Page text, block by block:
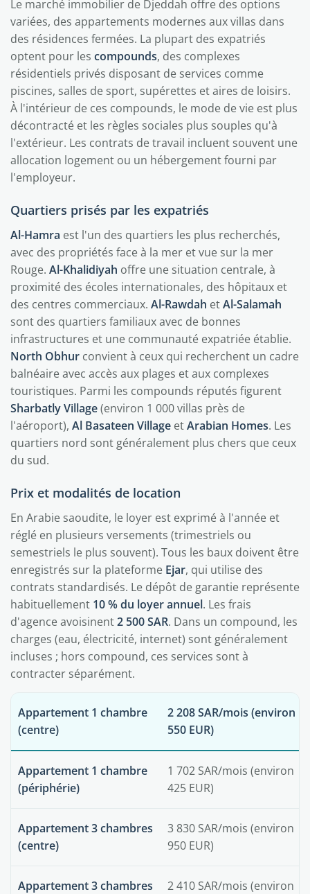
Le marché immobilier de Djeddah offre des options
variées, des appartements modernes aux villas dans
des résidences fermées. La plupart des expatriés
optent pour les compounds, des complexes
résidentiels privés disposant de services comme
piscines, salles de sport, supérettes et aires de loisirs.
À l'intérieur de ces compounds, le mode de vie est plus
décontracté et les règles sociales plus souples qu'à
l'extérieur. Les contrats de travail incluent souvent une
allocation logement ou un hébergement fourni par
l'employeur.
Quartiers prisés par les expatriés
Al-Hamra est l'un des quartiers les plus recherchés,
avec des propriétés face à la mer et vue sur la mer
Rouge. Al-Khalidiyah offre une situation centrale, à
proximité des écoles internationales, des hôpitaux et
des centres commerciaux. Al-Rawdah etAl-Salamah
sont des quartiers familiaux avec de bonnes
infrastructures et une communauté expatriée établie.
North Obhur convient à ceux qui recherchent un cadre
balnéaire avec accès aux plages et aux complexes
touristiques. Parmi les compounds réputés figurent
Sharbatly Village(environ 1 000 villas près de
l'aéroport), Al Basateen Village etArabian Homes. Les
quartiers nord sont généralement plus chers que ceux
du sud.
Prix et modalités de location
En Arabie saoudite, le loyer est exprimé à l'année et
réglé en plusieurs versements (trimestriels ou
semestriels le plus souvent). Tous les baux doivent être
enregistrés sur la plateforme Ejar, qui utilise des
contrats standardisés. Le dépôt de garantie représente
habituellement 10 % du loyer annuel. Les frais
d'agence avoisinent2 500 SAR. Dans un compound, les
charges (eau, électricité, internet) sont généralement
incluses ; hors compound, ces services sont à
contracter séparément.
Appartement 1 chambre
(centre)
2 208 SAR/mois (environ
550 EUR)
Appartement 1 chambre
(périphérie)
1 702 SAR/mois (environ
425 EUR)
Appartement 3 chambres
(centre)
3 830 SAR/mois (environ
950 EUR)
Appartement 3 chambres
2 410 SAR/mois (environ